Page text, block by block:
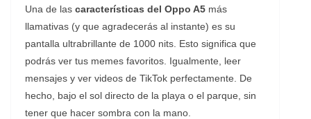
Una de las características del Oppo A5 más
llamativas (y que agradecerás al instante) es su
pantalla ultrabrillante de 1000 nits. Esto significa que
podrás ver tus memes favoritos. Igualmente, leer
mensajes y ver videos de TikTok perfectamente. De
hecho, bajo el sol directo de la playa o el parque, sin
tener que hacer sombra con la mano.